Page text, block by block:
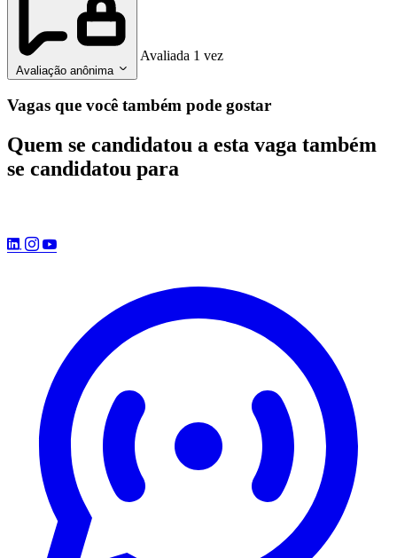
Avaliação anônima
Avaliada 1 vez
Vagas que você também pode gostar
Quem se candidatou a esta vaga também
se candidatou para